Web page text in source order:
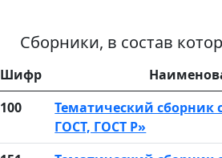
Сборники, в состав
Шифр
100
Тематический сборник
ГОСТ, ГОСТ Р»